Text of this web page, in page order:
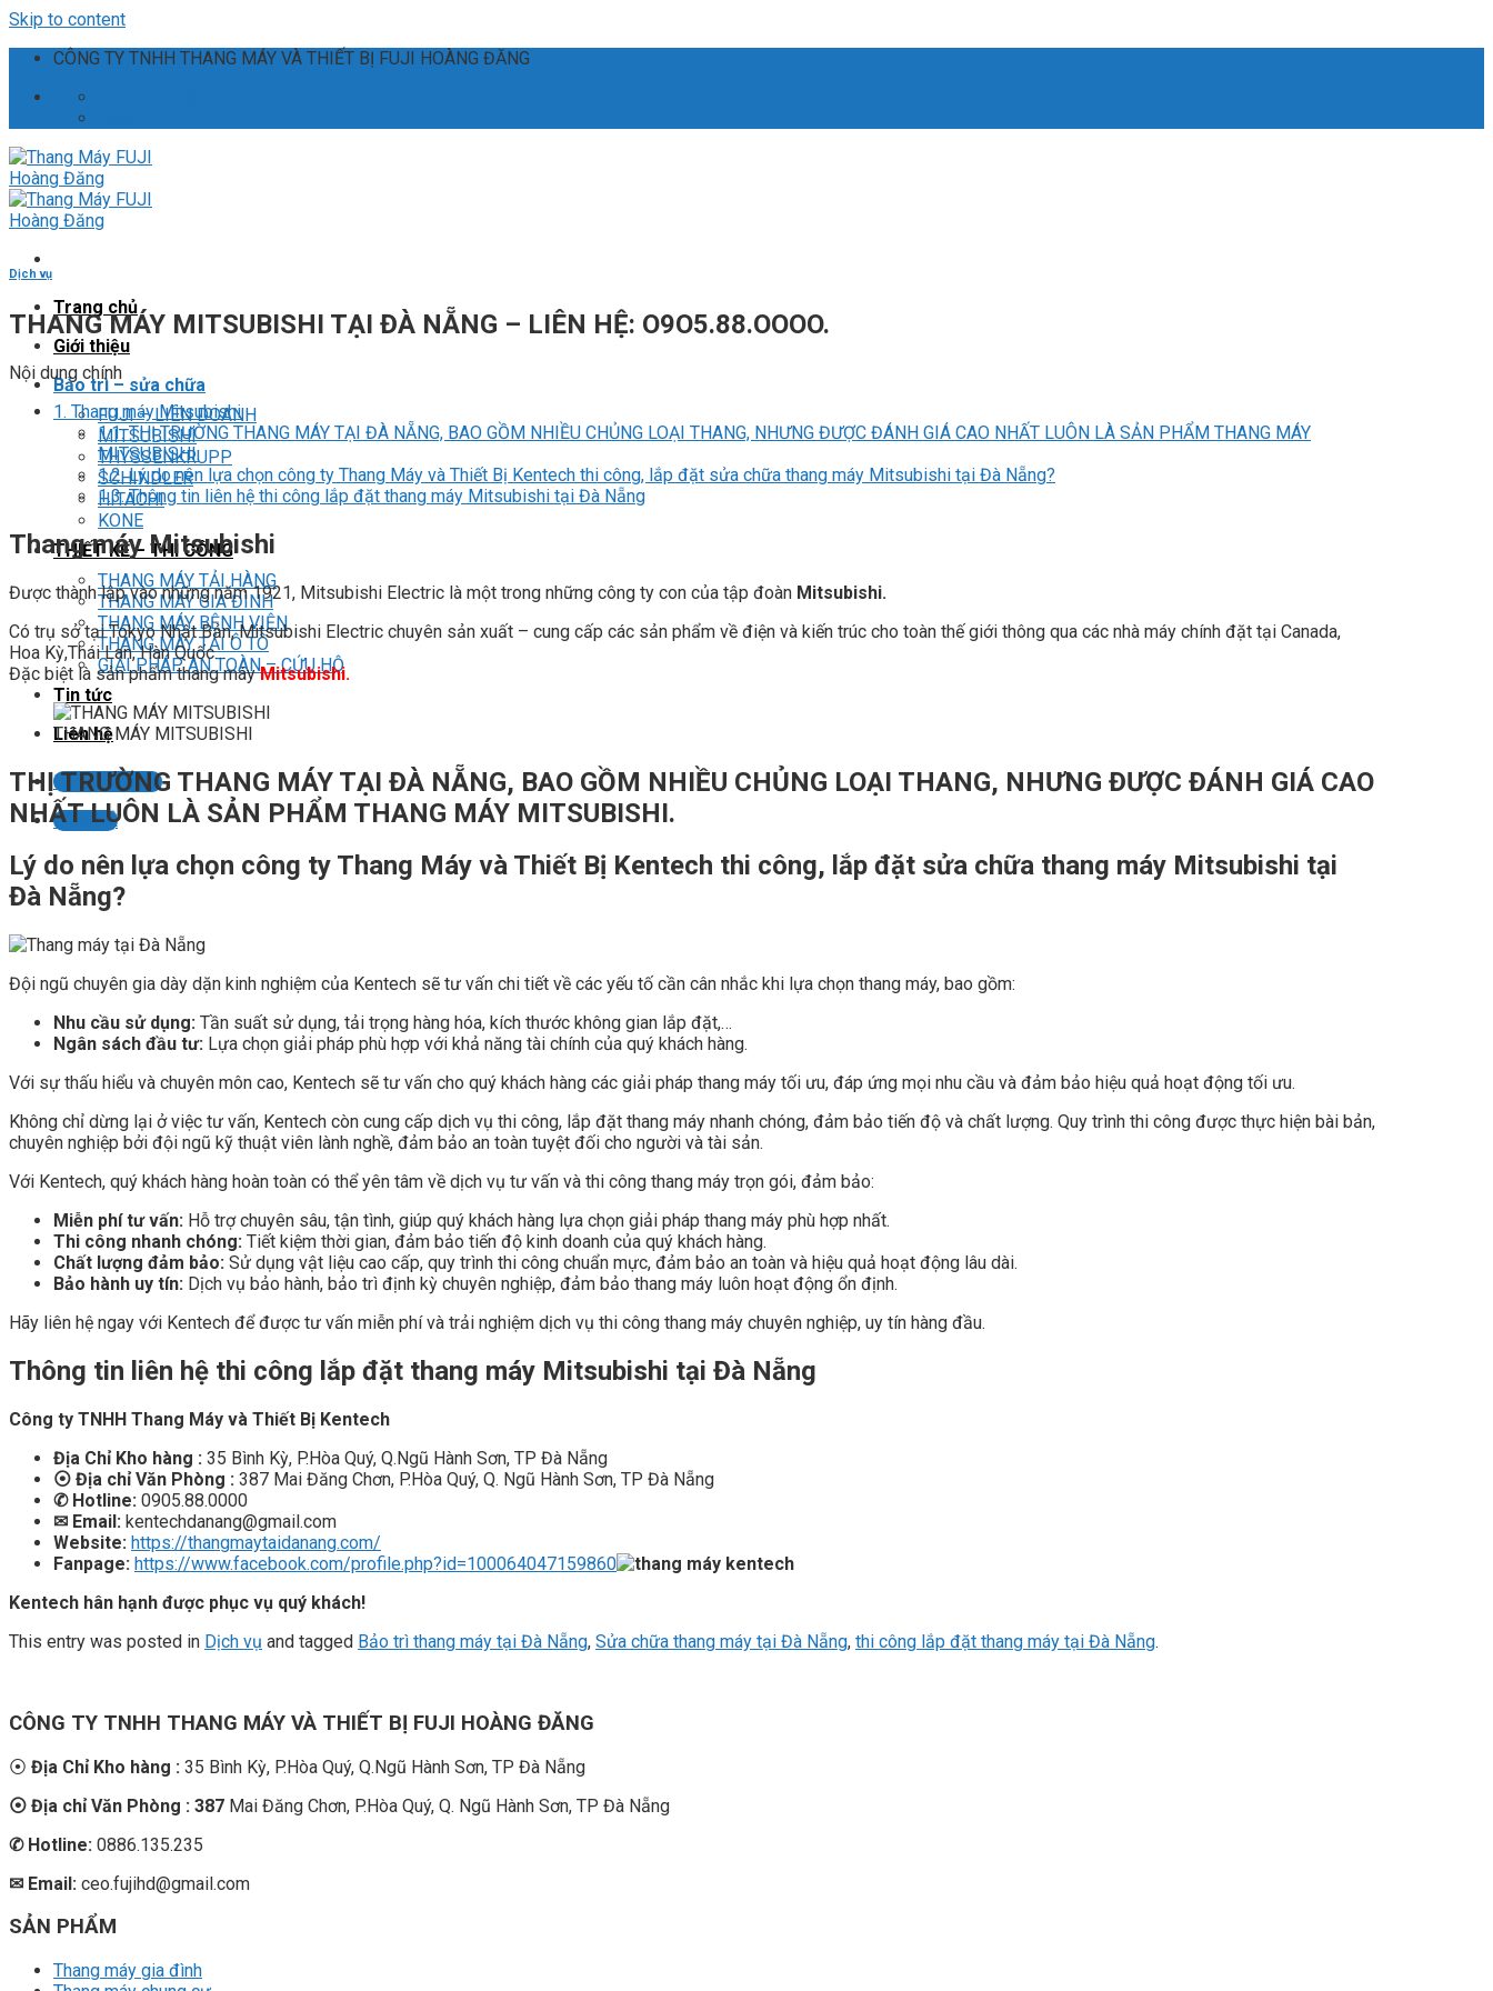
Skip to content
CÔNG TY TNHH THANG MÁY VÀ THIẾT BỊ FUJI HOÀNG ĐĂNG
Trang chủ
Giới thiệu
Bảo trì – sửa chữa
FUJI – LIÊN DOANH
MITSUBISHI
THYSSENKRUPP
SCHINDLER
HITACHI
KONE
THIẾT KẾ – THI CÔNG
THANG MÁY TẢI HÀNG
THANG MÁY GIA ĐÌNH
THANG MÁY BỆNH VIỆN
THANG MÁY TẢI Ô TÔ
GIẢI PHÁP AN TOÀN – CỨU HỘ
Tin tức
Liên hệ
Liên hệ tư vấn
LIÊN HỆ
Dịch vụ
THANG MÁY MITSUBISHI TẠI ĐÀ NẴNG – LIÊN HỆ: O9O5.88.OOOO.
Nội dung chính
1. Thang máy Mitsubishi
1.1.THỊ TRƯỜNG THANG MÁY TẠI ĐÀ NẴNG, BAO GỒM NHIỀU CHỦNG LOẠI THANG, NHƯNG ĐƯỢC ĐÁNH GIÁ CAO NHẤT LUÔN LÀ SẢN PHẨM THANG MÁY
MITSUBISHI.
1.2.Lý do nên lựa chọn công ty Thang Máy và Thiết Bị Kentech thi công, lắp đặt sửa chữa thang máy Mitsubishi tại Đà Nẵng?
1.3.Thông tin liên hệ thi công lắp đặt thang máy Mitsubishi tại Đà Nẵng
Thang máy Mitsubishi
Được thành lập vào những năm 1921, Mitsubishi Electric là một trong những công ty con của tập đoàn Mitsubishi.
Có trụ sở tại Tokyo Nhật Bản, Mitsubishi Electric chuyên sản xuất – cung cấp các sản phẩm về điện và kiến trúc cho toàn thế giới thông qua các nhà máy chính đặt tại Canada,
Hoa Kỳ,Thái Lan, Hàn Quốc…
Đặc biệt là sản phẩm thang máyMitsubishi.
THANG MÁY MITSUBISHI
THỊ TRƯỜNG THANG MÁY TẠI ĐÀ NẴNG, BAO GỒM NHIỀU CHỦNG LOẠI THANG, NHƯNG ĐƯỢC ĐÁNH GIÁ CAO
NHẤT LUÔN LÀ SẢN PHẨM THANG MÁY MITSUBISHI.
Lý do nên lựa chọn công ty Thang Máy và Thiết Bị Kentech thi công, lắp đặt sửa chữa thang máy Mitsubishi tại
Đà Nẵng?
Đội ngũ chuyên gia dày dặn kinh nghiệm của Kentech sẽ tư vấn chi tiết về các yếu tố cần cân nhắc khi lựa chọn thang máy, bao gồm:
Nhu cầu sử dụng: Tần suất sử dụng, tải trọng hàng hóa, kích thước không gian lắp đặt,…
Ngân sách đầu tư: Lựa chọn giải pháp phù hợp với khả năng tài chính của quý khách hàng.
Với sự thấu hiểu và chuyên môn cao, Kentech sẽ tư vấn cho quý khách hàng các giải pháp thang máy tối ưu, đáp ứng mọi nhu cầu và đảm bảo hiệu quả hoạt động tối ưu.
Không chỉ dừng lại ở việc tư vấn, Kentech còn cung cấp dịch vụ thi công, lắp đặt thang máy nhanh chóng, đảm bảo tiến độ và chất lượng. Quy trình thi công được thực hiện bài bản,
chuyên nghiệp bởi đội ngũ kỹ thuật viên lành nghề, đảm bảo an toàn tuyệt đối cho người và tài sản.
Với Kentech, quý khách hàng hoàn toàn có thể yên tâm về dịch vụ tư vấn và thi công thang máy trọn gói, đảm bảo:
Miễn phí tư vấn: Hỗ trợ chuyên sâu, tận tình, giúp quý khách hàng lựa chọn giải pháp thang máy phù hợp nhất.
Thi công nhanh chóng: Tiết kiệm thời gian, đảm bảo tiến độ kinh doanh của quý khách hàng.
Chất lượng đảm bảo: Sử dụng vật liệu cao cấp, quy trình thi công chuẩn mực, đảm bảo an toàn và hiệu quả hoạt động lâu dài.
Bảo hành uy tín: Dịch vụ bảo hành, bảo trì định kỳ chuyên nghiệp, đảm bảo thang máy luôn hoạt động ổn định.
Hãy liên hệ ngay với Kentech để được tư vấn miễn phí và trải nghiệm dịch vụ thi công thang máy chuyên nghiệp, uy tín hàng đầu.
Thông tin liên hệ thi công lắp đặt thang máy Mitsubishi tại Đà Nẵng
Công ty TNHH Thang Máy và Thiết Bị Kentech
Địa Chỉ Kho hàng : 35 Bình Kỳ, P.Hòa Quý, Q.Ngũ Hành Sơn, TP Đà Nẵng
⦿ Địa chỉ Văn Phòng : 387 Mai Đăng Chơn, P.Hòa Quý, Q. Ngũ Hành Sơn, TP Đà Nẵng
✆Hotline: 0905.88.0000
✉ Email: kentechdanang@gmail.com
Website: https://thangmaytaidanang.com/
Fanpage: https://www.facebook.com/profile.php?id=100064047159860
Kentech hân hạnh được phục vụ quý khách!
This entry was posted in Dịch vụ and tagged Bảo trì thang máy tại Đà Nẵng, Sửa chữa thang máy tại Đà Nẵng, thi công lắp đặt thang máy tại Đà Nẵng.
CÔNG TY TNHH THANG MÁY VÀ THIẾT BỊ FUJI HOÀNG ĐĂNG
⦿ Địa Chỉ Kho hàng : 35 Bình Kỳ, P.Hòa Quý, Q.Ngũ Hành Sơn, TP Đà Nẵng
⦿ Địa chỉ Văn Phòng : 387 Mai Đăng Chơn, P.Hòa Quý, Q. Ngũ Hành Sơn, TP Đà Nẵng
✆Hotline: 0886.135.235
✉ Email: ceo.fujihd@gmail.com
SẢN PHẨM
Thang máy gia đình